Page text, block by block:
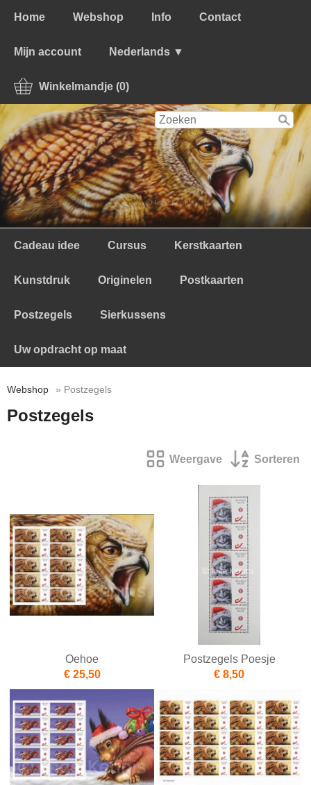
Home Webshop Info Contact
Mijn account Nederlands ▼
Winkelmandje (0)
Cadeau idee Cursus Kerstkaarten
Kunstdruk Originelen Postkaarten
Postzegels Sierkussens
Uw opdracht op maat
Webshop » Postzegels
Postzegels
Weergave Sorteren
Oehoe
€ 25,50
Postzegels Poesje
€ 8,50